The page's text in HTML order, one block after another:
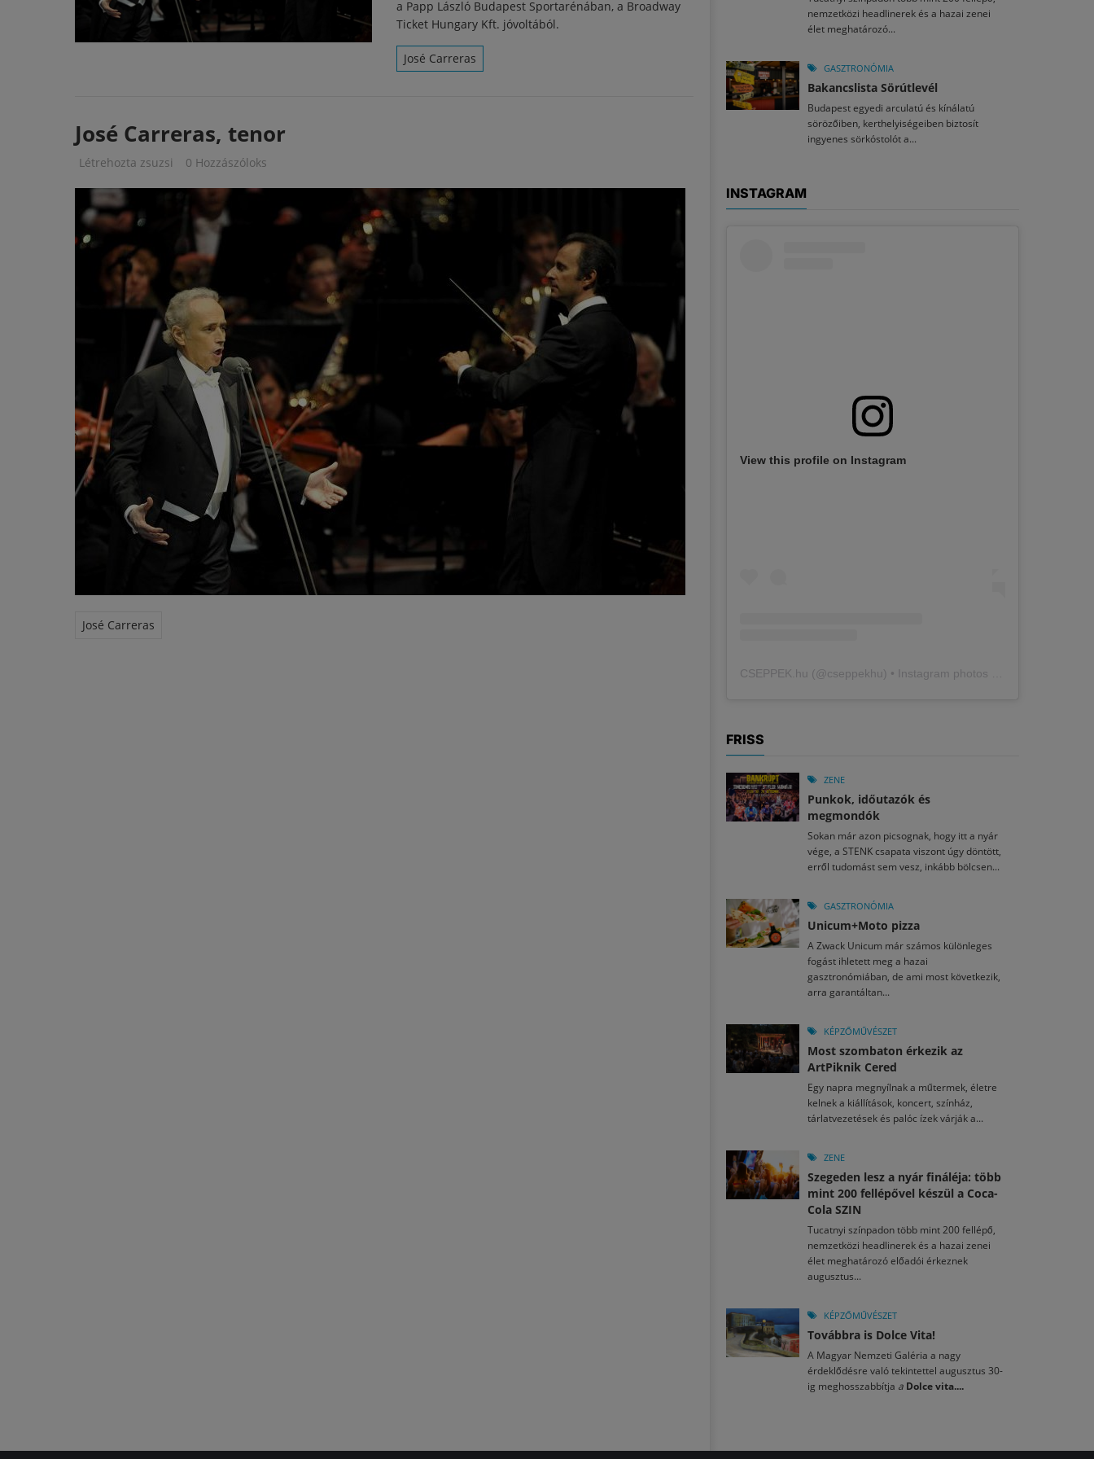
a Papp László Budapest Sportarénában, a Broadway
Ticket Hungary Kft. jóvoltából.
José Carreras
José Carreras, tenor
Létrehozta zsuzsi 0 Hozzászóloks
José Carreras
nemzetközi headlinerek és a hazai zenei
élet meghatározó...
GASZTRONÓMIA
Bakancslista Sörútlevél
Budapest egyedi arculatú és kínálatú
sörözőiben, kerthelyiségeiben biztosít
ingyenes sörkóstolót a...
INSTAGRAM
View this profile on Instagram
CSEPPEK.hu (@cseppekhu ) • Instagram photos and videos
FRISS
ZENE
Punkok, időutazók és
megmondók
Sokan már azon picsognak, hogy itt a nyár
vége, a STENK csapata viszont úgy döntött,
erről tudomást sem vesz, inkább bölcsen...
GASZTRONÓMIA
Unicum+Moto pizza
A Zwack Unicum már számos különleges
fogást ihletett meg a hazai
gasztronómiában, de ami most következik,
arra garantáltan...
KÉPZŐMŰVÉSZET
Most szombaton érkezik az
ArtPiknik Cered
Egy napra megnyílnak a műtermek, életre
kelnek a kiállítások, koncert, színház,
tárlatvezetések és palóc ízek várják a...
ZENE
Szegeden lesz a nyár fináléja: több
mint 200 fellépővel készül a Coca-
Cola SZIN
Tucatnyi színpadon több mint 200 fellépő,
nemzetközi headlinerek és a hazai zenei
élet meghatározó előadói érkeznek
augusztus...
KÉPZŐMŰVÉSZET
Továbbra is Dolce Vita!
A Magyar Nemzeti Galéria a nagy
érdeklődésre való tekintettel augusztus 30-
ig meghosszabbítja a Dolce vita....